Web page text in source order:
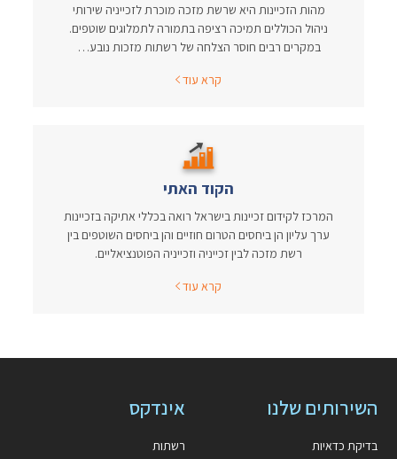
מהות הזכיינות היא שרשת מזכה מוכרת לזכייניה שירותי
ניהול הכוללים תמיכה רציפה בתמורה לתמלוגים שוטפים.
במקרים רבים חוסר הצלחה של רשתות מזכות נובע…
קרא עוד
הקוד האתי
המרכז לקידום זכיינות בישראל רואה בכללי אתיקה בזכיינות
ערך עליון הן ביחסים הטרום חוזיים והן ביחסים השוטפים בין
רשת מזכה לבין זכייניה וזכייניה הפוטנציאליים.
קרא עוד
השירותים שלנו
בדיקת כדאיות
אינדקס
רשתות